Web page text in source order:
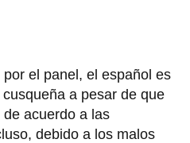
el panel, el español es
a pesar de que
acuerdo a las
debido a los malos